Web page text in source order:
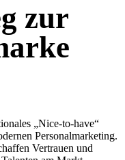
zur
„Nice-to-have“
Personalmarketing.
Vertrauen und